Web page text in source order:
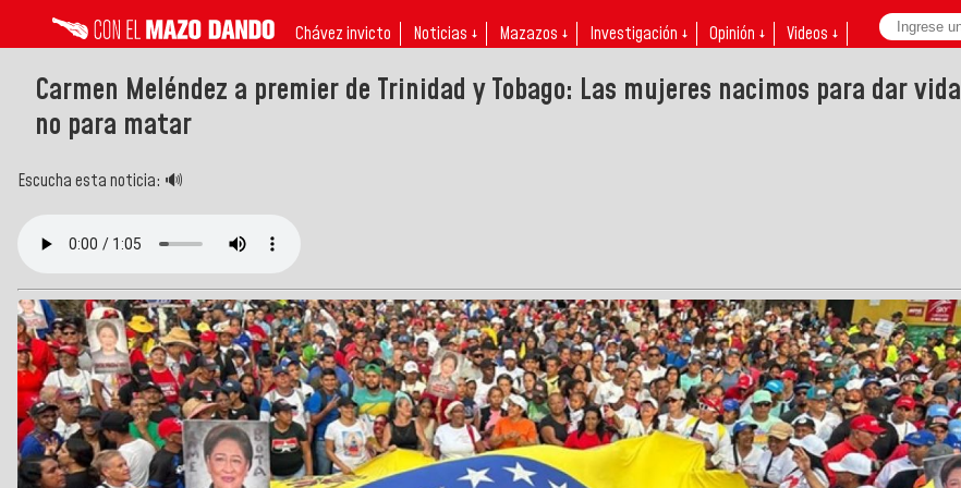
Chávez invicto Noticias ↓ Mazazos ↓ Investigación ↓ Opinión ↓ Videos ↓
Carmen Meléndez a premier de Trinidad y Tobago: Las mujeres nacimos para dar vida
no para matar
Escucha esta noticia: 🔊